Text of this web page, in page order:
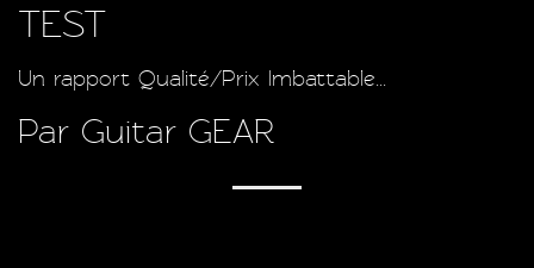
TEST
Un rapport Qualité/Prix Imbattable...
Par Guitar GEAR